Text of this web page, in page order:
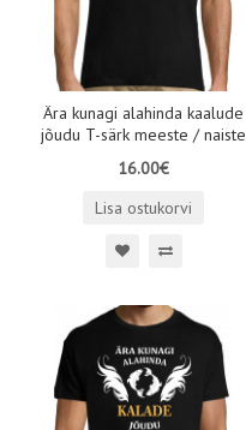
Ära kunagi alahinda kaalude
jõudu T-särk meeste / naiste
16.00€
Lisa ostukorvi